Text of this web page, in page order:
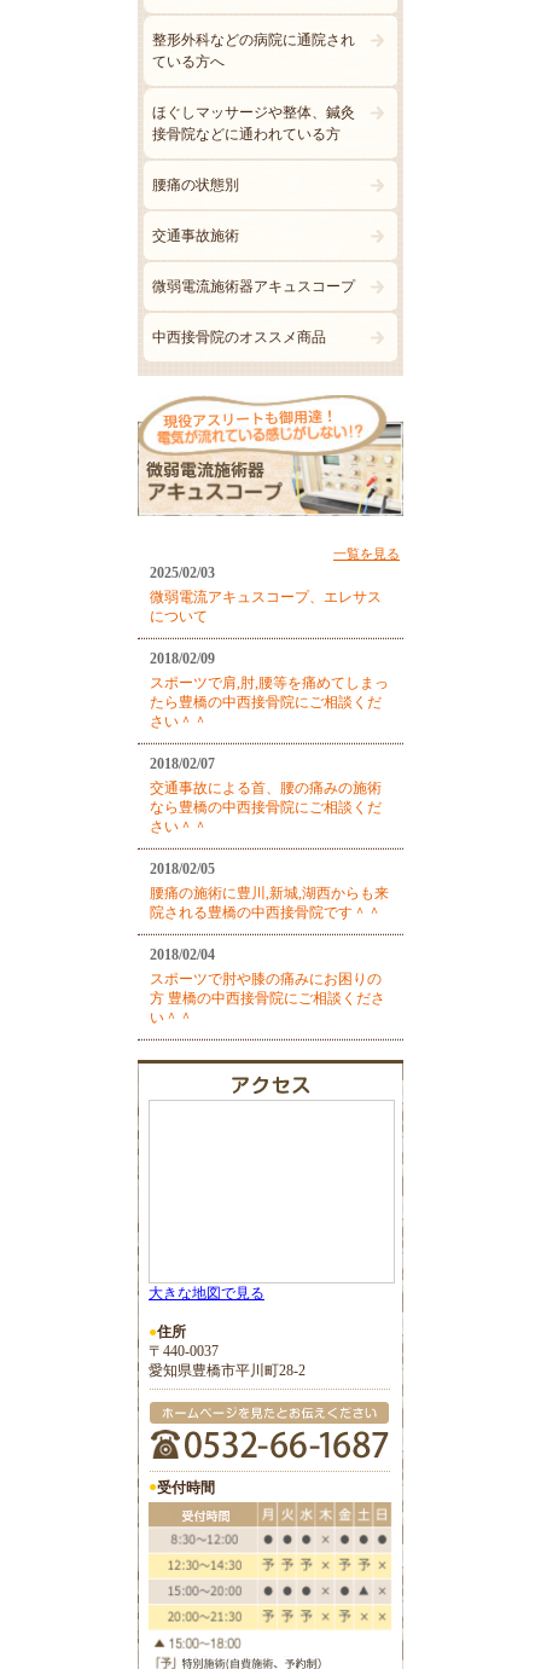
整形外科などの病院に通院され
ている方へ
ほぐしマッサージや整体、鍼灸
接骨院などに通われている方
腰痛の状態別
交通事故施術
微弱電流施術器アキュスコープ
中西接骨院のオススメ商品
一覧を見る
2025/02/03
微弱電流アキュスコープ、エレサス
について
2018/02/09
スポーツで肩,肘,腰等を痛めてしまっ
たら豊橋の中西接骨院にご相談くだ
さい＾＾
2018/02/07
交通事故による首、腰の痛みの施術
なら豊橋の中西接骨院にご相談くだ
さい＾＾
2018/02/05
腰痛の施術に豊川,新城,湖西からも来
院される豊橋の中西接骨院です＾＾
2018/02/04
スポーツで肘や膝の痛みにお困りの
方 豊橋の中西接骨院にご相談くださ
い＾＾
大きな地図で見る
●住所
〒440-0037
愛知県豊橋市平川町28-2
●受付時間